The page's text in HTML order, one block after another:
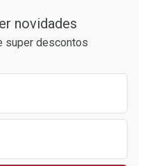
Laboratório
Por Menos
novidades
super descontos